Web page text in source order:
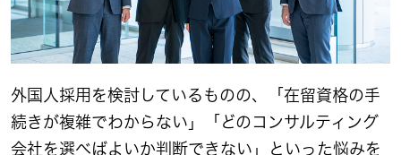
外国人採用を検討しているものの、「在留資格の手
続きが複雑でわからない」「どのコンサルティング
会社を選べばよいか判断できない」といった悩みを